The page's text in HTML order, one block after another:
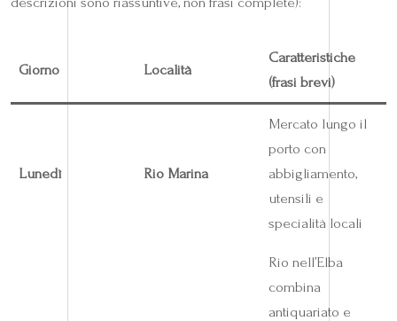
Giorno Località
Caratteristiche
(frasi brevi)
Lunedì Rio Marina
Mercato lungo il
porto con
abbigliamento,
utensili e
specialità locali
Rio nell’Elba
combina
antiquariato e